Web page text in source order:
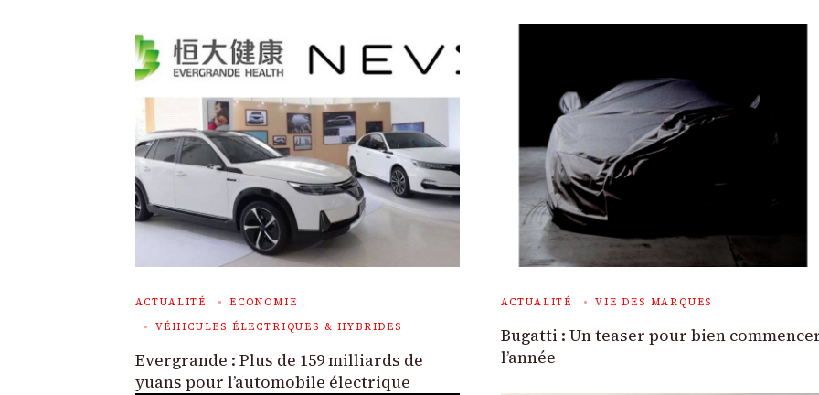
ACTUALITÉ
ECONOMIE
VÉHICULES ÉLECTRIQUES & HYBRIDES
Evergrande : Plus de 159 milliards de
yuans pour l’automobile électrique
ACTUALITÉ VIE DES MARQUES
Bugatti : Un teaser pour bien
l’année